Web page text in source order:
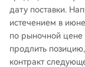
дату поставки.
истечением в
по рыночной
продлить
контракт